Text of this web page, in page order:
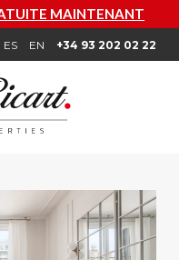
ES EN +34 93 202 02 22